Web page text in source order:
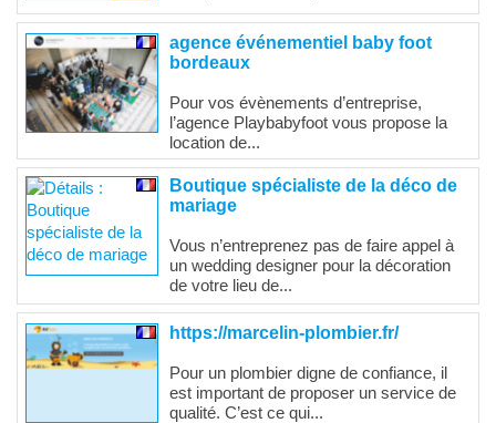
agence événementiel baby foot
bordeaux
Pour vos évènements d’entreprise,
l’agence Playbabyfoot vous propose la
location de...
Boutique spécialiste de la déco de
mariage
Vous n’entreprenez pas de faire appel à
un wedding designer pour la décoration
de votre lieu de...
https://marcelin-plombier.fr/
Pour un plombier digne de confiance, il
est important de proposer un service de
qualité. C’est ce qui...